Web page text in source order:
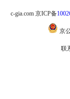
c-gia.com 京ICP备
京
联